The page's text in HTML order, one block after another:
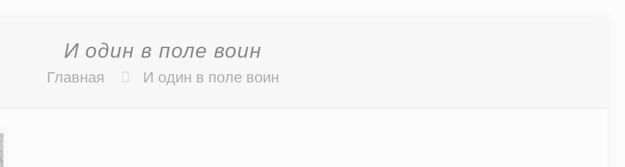
И один в поле воин
Главная И один в поле воин